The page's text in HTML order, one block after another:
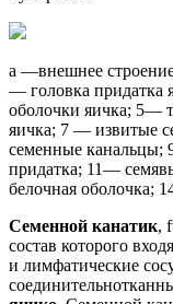
а —внешнее
— головка придатка
оболочки яичка; 5—
яичка; 7 — извитые
семенные
придатка; 11—
белочная оболочка;
Семенной канатик,
состав которого
и лимфатические